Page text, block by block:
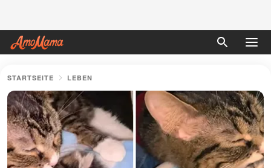
STARTSEITE LEBEN